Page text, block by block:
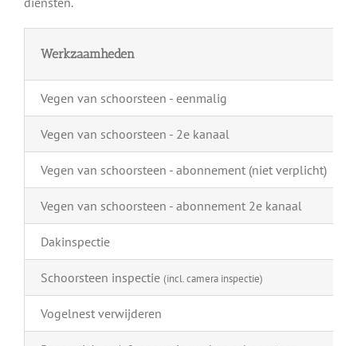
Werkzaamheden
Vegen van schoorsteen - eenmalig
Vegen van schoorsteen - 2e kanaal
Vegen van schoorsteen - abonnement (niet verplicht)
Vegen van schoorsteen - abonnement 2e kanaal
Dakinspectie
Schoorsteen inspectie (incl. camera inspectie)
Vogelnest verwijderen